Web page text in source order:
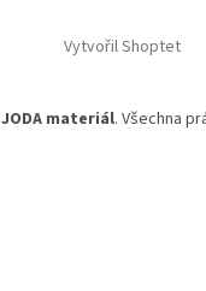
Vytvořil Shoptet
JODA materiál. Všechna